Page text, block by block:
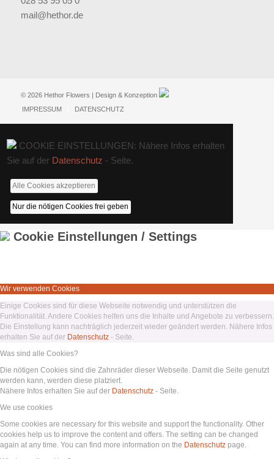
mail@hethor.de
© 2026 Hethor Flowers | Design & Konzeption
IMPRESSUM
DATENSCHUTZ
COOKIE EINSTELLUNGEN: Nähere Infos erhalten
Sie auf der Datenschutz - Seite.
Alle Cookies akzeptieren
Nur die nötigen Cookies frei geben
Cookie Einstellungen / Settings
Wir verwenden Cookies
Einige Cookies sind für diese Webseite notwendig und unterstützen die
Funktionalität. Andere Cookies helfen uns die Inhalte und Angebote zu verbessern.
Die Einstellung kann nachträglich jederzeit wieder geändert werden. Nähere Infos
erhalten Sie auf der Datenschutz - Seite.
Was sind alle Cookies?
Die nötigen Cookies sind die Zahnräder dieser Webseite. Damit die Seite genutzt
werden kann, werden diese platziert.
Nähere Infos erhalten Sie auf der Datenschutz - Seite.
We use cookies
Some cookies are necessary for this website and support the functionality. Other
cookies help us to improve the content and offers. The setting can be changed
again at any time. You can find more information on the Datenschutz page.